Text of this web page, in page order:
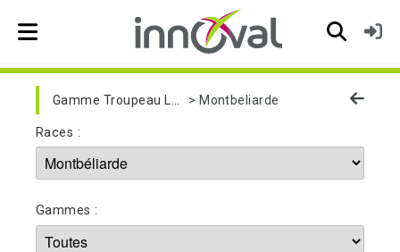
Skip to main navigation
Montbeliarde
Races :
Gammes :